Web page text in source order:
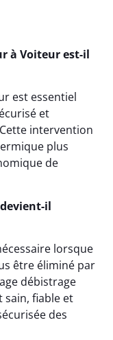
à Voiteur est-il
est essentiel
et
intervention
plus
de
il
lorsque
être éliminé par
débistrage
fiable et
des